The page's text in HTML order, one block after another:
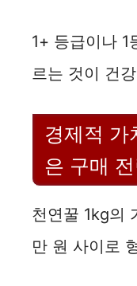
1+ 등급이나 1
르는 것이 건
경제적 가
은 구매
천연꿀 1kg의
만 원 사이로